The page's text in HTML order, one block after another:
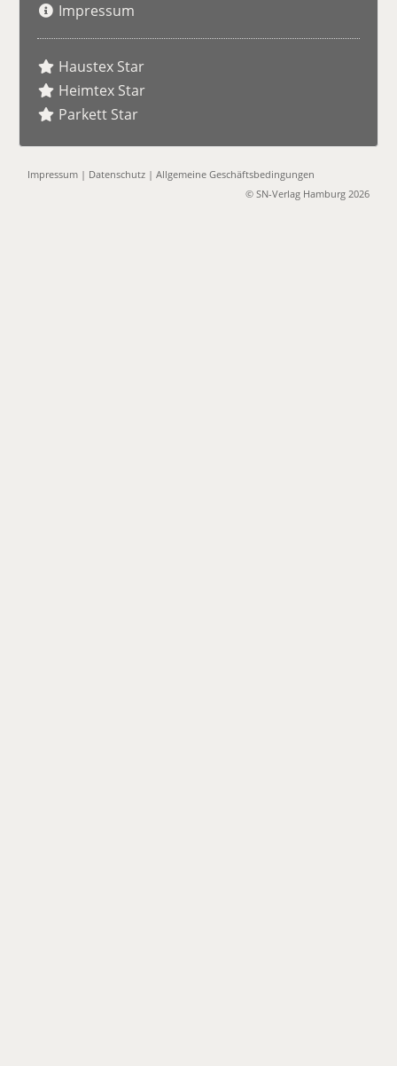
Impressum
Haustex Star
Heimtex Star
Parkett Star
Impressum | Datenschutz |Allgemeine Geschäftsbedingungen
© SN-Verlag Hamburg 2026